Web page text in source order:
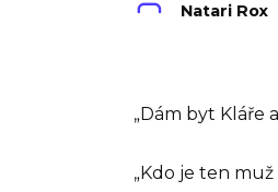
Natari Rox
„Dám byt Kláře
„Kdo je ten